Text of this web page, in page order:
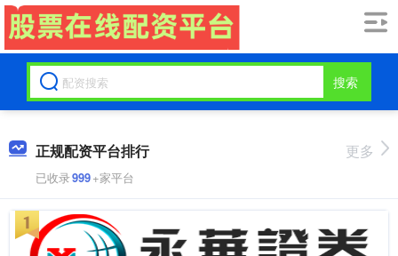
搜索
正规配资平台排行
已收录999+家平台
更多